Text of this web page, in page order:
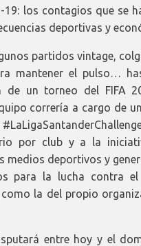
los contagios que se
deportivas y
partidos vintage,
mantener el pulso…
de un torneo del FIFA
correría a cargo de
por club y a la
medios deportivos y
para la lucha contra
la del propio
entre hoy y el